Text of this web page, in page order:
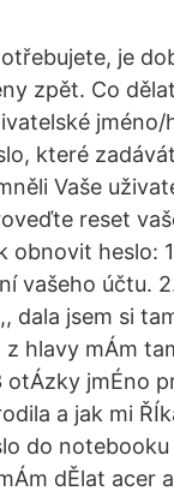
je
zpět. Co
které
Vaše
reset
obnovit heslo:
vašeho účtu.
dala jsem si
z hlavy mÁm
otÁzky jmÉno
a jak mi
do notebooku
dĚlat acer